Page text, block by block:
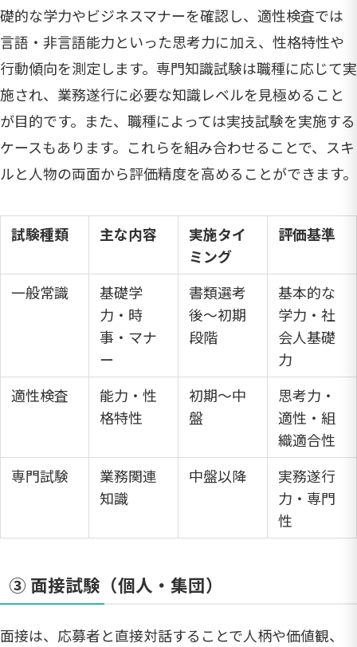
礎的な学力やビジネスマナーを確認し、適性検査では
言語・非言語能力といった思考力に加え、性格特性や
行動傾向を測定します。専門知識試験は職種に応じて実
施され、業務遂行に必要な知識レベルを見極めること
が目的です。また、職種によっては実技試験を実施する
ケースもあります。これらを組み合わせることで、スキ
ルと人物の両面から評価精度を高めることができます。
試験種類 主な内容
実施タイ
ミング
評価基準
一般常識
基礎学
力・時
事・マナ
ー
書類選考
後～初期
段階
基本的な
学力・社
会人基礎
力
適性検査
能力・性
格特性
初期～中
盤
思考力・
適性・組
織適合性
専門試験
業務関連
知識
中盤以降
実務遂行
力・専門
性
③ 面接試験（個人・集団）
面接は、応募者と直接対話することで人柄や価値観、